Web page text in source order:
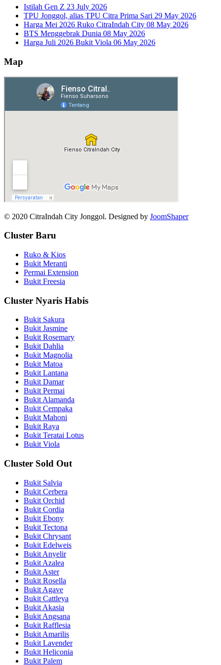
Istilah Gen Z 23 July 2026
TPU Jonggol, alias TPU Citra Prima Sari 29 May 2026
Harga Mei 2026 Ruko CitraIndah City 08 May 2026
BTS Menggebrak Dunia 08 May 2026
Harga Juli 2026 Bukit Viola 06 May 2026
Map
© 2020 CitraIndah City Jonggol. Designed by JoomShaper
Cluster Baru
Ruko & Kios
Bukit Meranti
Permai Extension
Bukit Freesia
Cluster Nyaris Habis
Bukit Sakura
Bukit Jasmine
Bukit Rosemary
Bukit Dahlia
Bukit Magnolia
Bukit Matoa
Bukit Lantana
Bukit Damar
Bukit Permai
Bukit Alamanda
Bukit Cempaka
Bukit Mahoni
Bukit Raya
Bukit Teratai Lotus
Bukit Viola
Cluster Sold Out
Bukit Salvia
Bukit Cerbera
Bukit Orchid
Bukit Cordia
Bukit Ebony
Bukit Tectona
Bukit Chrysant
Bukit Edelweis
Bukit Anyelir
Bukit Azalea
Bukit Aster
Bukit Rosella
Bukit Agave
Bukit Cattleya
Bukit Akasia
Bukit Angsana
Bukit Rafflesia
Bukit Amarilis
Bukit Lavender
Bukit Heliconia
Bukit Palem